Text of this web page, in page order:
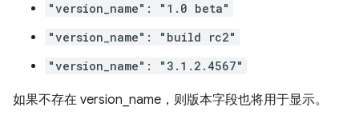
"version_name": "1.0 beta"
"version_name": "build rc2"
"version_name": "3.1.2.4567"
如果不存在 version_name，则版本字段也将用于显示。